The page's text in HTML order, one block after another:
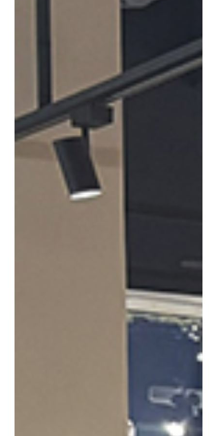
론계 문인의 문학론과 한시」를 발표·토론한다. 윤재환 소장은 "